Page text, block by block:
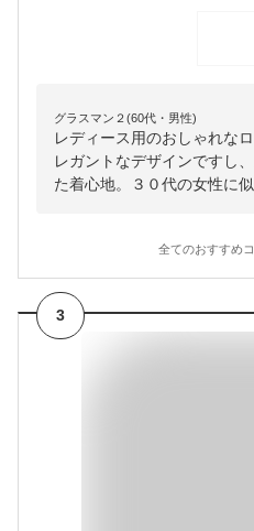
グラスマン２(60代・男性)
レディース用のおしゃれな
レガントなデザインですし
た着心地。３０代の女性に
全てのおすすめ
3